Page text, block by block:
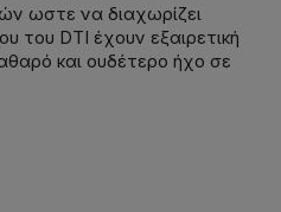
ωστε να διαχωρίζει
του DTI έχουν εξαιρετική
και ουδέτερο ήχο σε